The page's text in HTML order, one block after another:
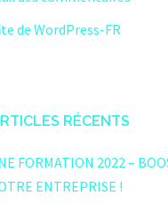
de WordPress-FR
RÉCENTS
FORMATION 2022 –
ENTREPRISE !